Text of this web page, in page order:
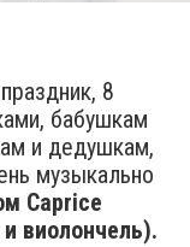
8
бабушкам
и дедушкам,
музыкально
Caprice
виолончель).